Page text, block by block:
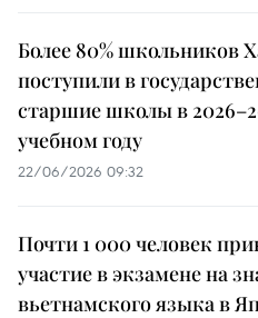
Более 80% школьников
поступили в
старшие школы в
учебном году
22/06/2026 09:32
Почти 1 000 человек
участие в экзамене на
вьетнамского языка в